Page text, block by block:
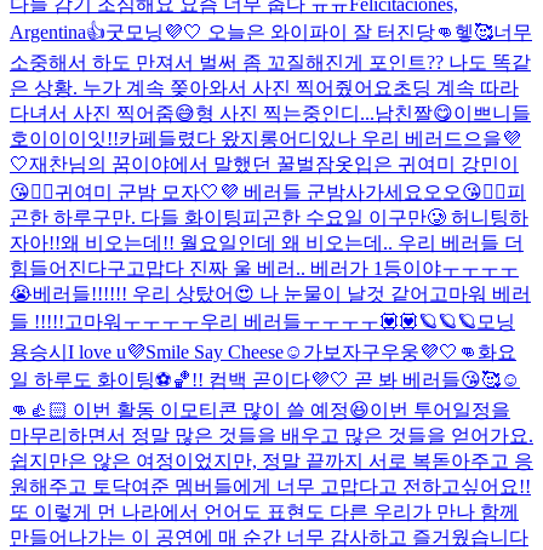
Argentina👍굿모닝💜🤍 오늘은 와이파이 잘 터진당👊헿🥰너무
소중해서 하도 만져서 벌써 좀 꼬질해진게 포인트?? 나도 똑같
은 상황. 누가 계속 쫒아와서 사진 찍어줬어요초딩 계속 따라
다녀서 사진 찍어줌😅형 사진 찍는중인디...남친짤😋이쁘니들
호이이이잇!!카페들렸다 왔지롱어디있나 우리 베러드으을💜
🤍재찬님의 꿈이야에서 말했던 꿀벌잠옷입은 귀여미 강민이
😘👍🏻귀여미 군밤 모자🤍💜 베러들 군밤사가세요오오😘👍🏻피
곤한 하루구만. 다들 화이팅피곤한 수요일 이구만🥲 허니팅하
자아!!왜 비오는데!! 월요일인데 왜 비오는데.. 우리 베러들 더
힘들어진다구고맙다 진짜 울 베러.. 베러가 1등이야ㅜㅜㅜㅜ
😭베러들!!!!!! 우리 상탔어😍 나 눈물이 날것 같어 고마워 베러
들 !!!!!고마워ㅜㅜㅜㅜ우리 베러들ㅜㅜㅜㅜ💟💟🪐🪐🪐 모닝
용승시 I love u💜Smile Say Cheese☺️ 가보자구우웅💜🤍👊 화요
일 하루도 화이팅⚽️🏀!! 컴백 곧이다💜🤍 곧 봐 베러들😘🥰☺️
👊👍🏻 이번 활동 이모티콘 많이 쓸 예정😆이번 투어일정을
마무리하면서 정말 많은 것들을 배우고 많은 것들을 얻어가요.
쉽지만은 않은 여정이었지만, 정말 끝까지 서로 복돋아주고 응
원해주고 토닥여준 멤버들에게 너무 고맙다고 전하고싶어요!!
또 이렇게 먼 나라에서 언어도 표현도 다른 우리가 만나 함께
만들어나가는 이 공연에 매 순간 너무 감사하고 즐거웠습니다